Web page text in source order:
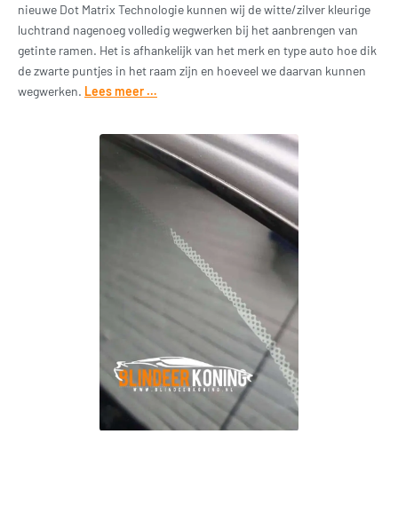
nieuwe Dot Matrix Technologie kunnen wij de witte/zilver kleurige
luchtrand nagenoeg volledig wegwerken bij het aanbrengen van
getinte ramen. Het is afhankelijk van het merk en type auto hoe dik
de zwarte puntjes in het raam zijn en hoeveel we daarvan kunnen
wegwerken. Lees meer …